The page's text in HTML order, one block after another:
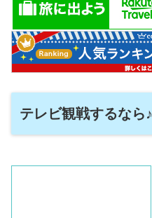
テレビ観戦するなら♪